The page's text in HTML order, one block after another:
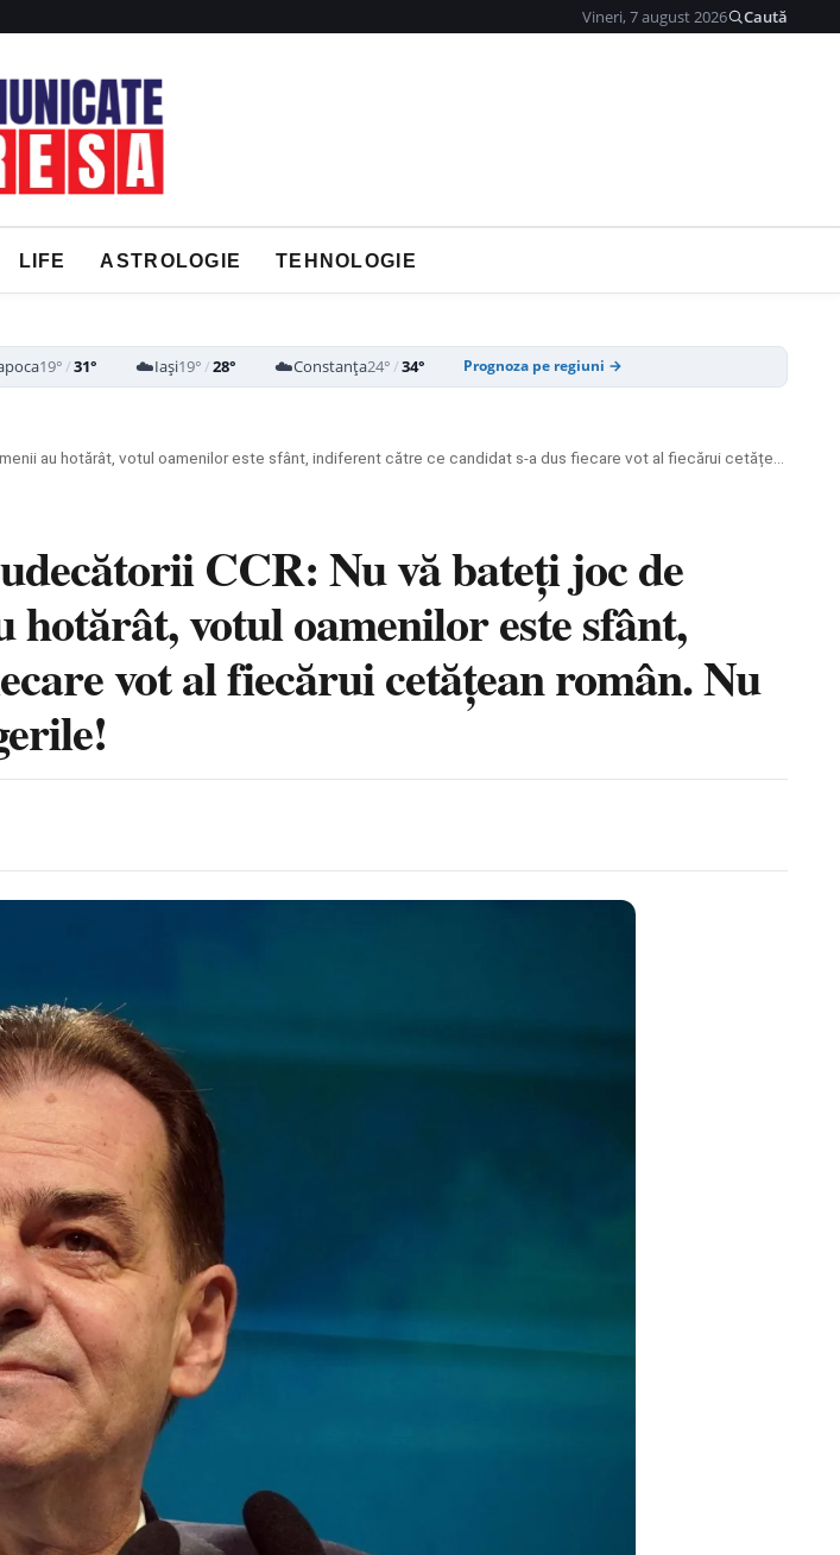
Vineri, 7 august 2026 Caută
LIFE ASTROLOGIE TEHNOLOGIE
19°/31° ☁️Iași19°/28° ☁️Constanța24°/34° Prognoza pe regiuni →
CCR: Nu vă bateți joc de
votul oamenilor este sfânt,
vot al fiecărui cetățean român. Nu